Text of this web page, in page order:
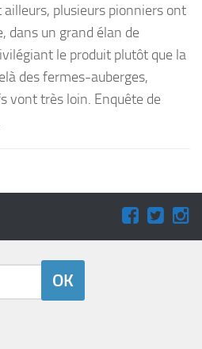
ailleurs, plusieurs pionniers ont
dans un grand élan de
le produit plutôt que la
des fermes-auberges,
vont très loin. Enquête de